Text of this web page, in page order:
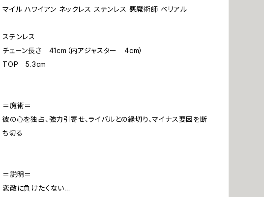
マイル ハワイアン ネックレス ステンレス 悪魔術師 べリアル
ステンレス
チェーン長さ 41cm（内アジャスター 4cm）
TOP 5.3cm
＝魔術＝
彼の心を独占、強力引寄せ、ライバルとの縁切り、マイナス要因を断
ち切る
＝説明＝
恋敵に負けたくない…